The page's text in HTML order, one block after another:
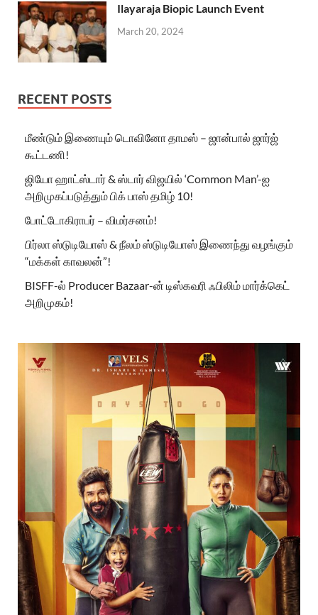
Ilayaraja Biopic Launch Event
March 20, 2024
RECENT POSTS
மீண்டும் இணையும் டொவினோ தாமஸ் – ஜான்பால் ஜார்ஜ்
கூட்டணி!
ஜியோ ஹாட்ஸ்டார் & ஸ்டார் விஜயில் ‘Common Man’-ஐ
அறிமுகப்படுத்தும் பிக் பாஸ் தமிழ் 10!
போட்டோகிராபர் – விமர்சனம்!
பிர்லா ஸ்டுடியோஸ் & நீலம் ஸ்டுடியோஸ் இணைந்து வழங்கும்
“மக்கள் காவலன்”!
BISFF-ல் Producer Bazaar-ன் டிஸ்கவரி ஃபிலிம் மார்க்கெட்
அறிமுகம்!